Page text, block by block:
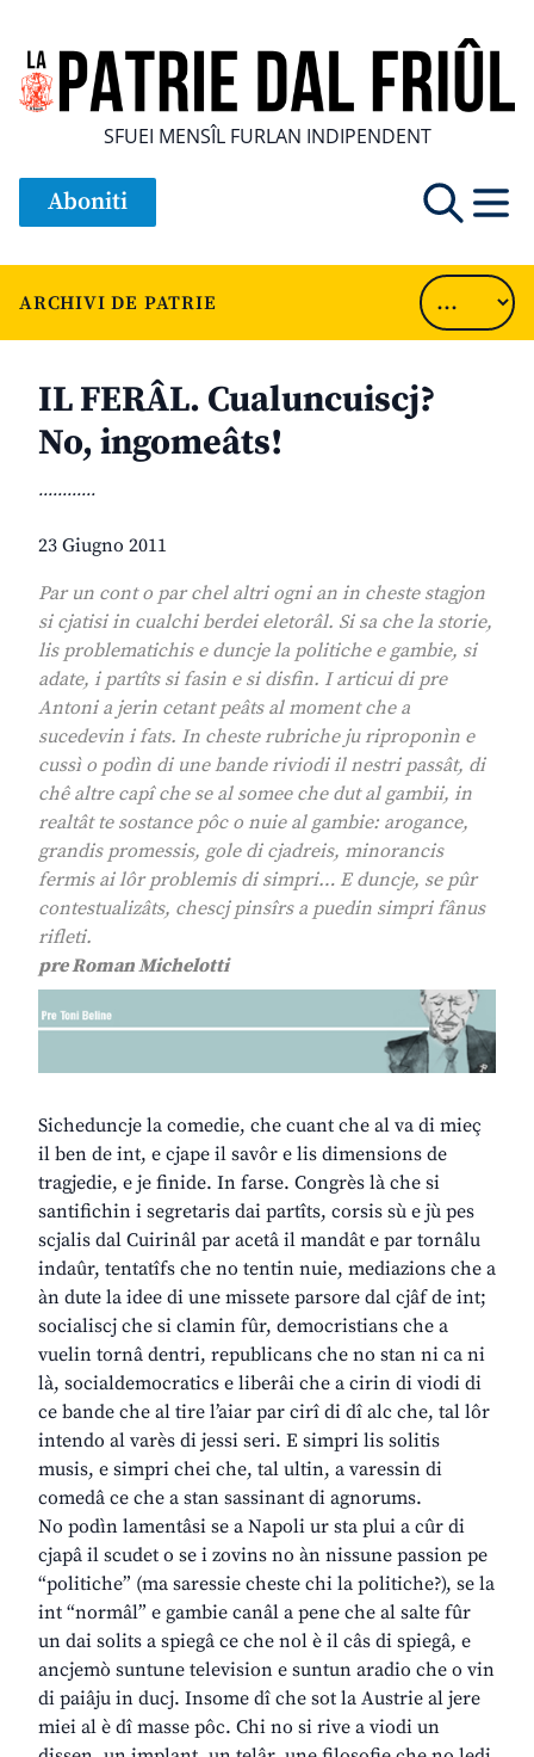
SFUEI MENSÎL FURLAN INDIPENDENT
Aboniti
ARCHIVI DE PATRIE
IL FERÂL. Cualuncuiscj?
No, ingomeâts!
............
23 Giugno 2011
Par un cont o par chel altri ogni an in cheste stagjon
si cjatisi in cualchi berdei eletorâl. Si sa che la storie,
lis problematichis e duncje la politiche e gambie, si
adate, i partîts si fasin e si disfin. I articui di pre
Antoni a jerin cetant peâts al moment che a
sucedevin i fats. In cheste rubriche ju riproponìn e
cussì o podìn di une bande riviodi il nestri passât, di
chê altre capî che se al somee che dut al gambii, in
realtât te sostance pôc o nuie al gambie: arogance,
grandis promessis, gole di cjadreis, minorancis
fermis ai lôr problemis di simpri… E duncje, se pûr
contestualizâts, chescj pinsîrs a puedin simpri fânus
rifleti.
pre Roman Michelotti
Sicheduncje la comedie, che cuant che al va di mieç
il ben de int, e cjape il savôr e lis dimensions de
tragjedie, e je finide. In farse. Congrès là che si
santifichin i segretaris dai partîts, corsis sù e jù pes
scjalis dal Cuirinâl par acetâ il mandât e par tornâlu
indaûr, tentatîfs che no tentin nuie, mediazions che a
àn dute la idee di une missete parsore dal cjâf de int;
socialiscj che si clamin fûr, democristians che a
vuelin tornâ dentri, republicans che no stan ni ca ni
là, socialdemocratics e liberâi che a cirin di viodi di
ce bande che al tire l’aiar par cirî di dî alc che, tal lôr
intendo al varès di jessi seri. E simpri lis solitis
musis, e simpri chei che, tal ultin, a varessin di
comedâ ce che a stan sassinant di agnorums.
No podìn lamentâsi se a Napoli ur sta plui a cûr di
cjapâ il scudet o se i zovins no àn nissune passion pe
“politiche” (ma saressie cheste chi la politiche?), se la
int “normâl” e gambie canâl a pene che al salte fûr
un dai solits a spiegâ ce che nol è il câs di spiegâ, e
ancjemò suntune television e suntun aradio che o vin
di paiâju in ducj. Insome dî che sot la Austrie al jere
miei al è dî masse pôc. Chi no si rive a viodi un